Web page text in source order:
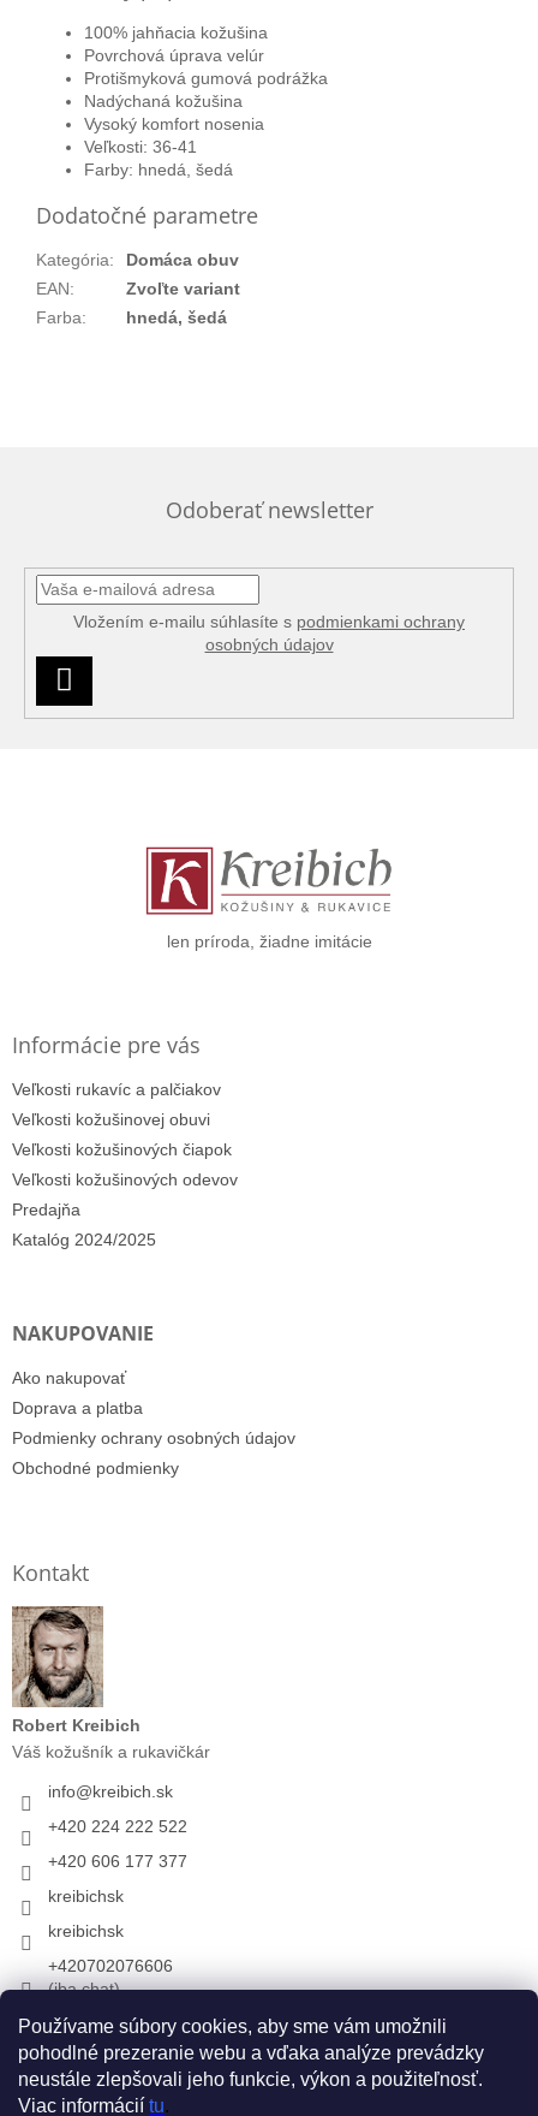
Používame súbory cookies, aby sme vám umožnili
pohodlné prezeranie webu a vďaka analýze prevádzky
neustále zlepšovali jeho funkcie, výkon a použiteľnosť.
Viac informácií tu.
100% jahňacia kožušina
Povrchová úprava velúr
Protišmyková gumová podrážka
Nadýchaná kožušina
Vysoký komfort nosenia
Veľkosti: 36-41
Farby: hnedá, šedá
Dodatočné parametre
Kategória:
Domáca obuv
EAN:
Zvoľte variant
Farba: hnedá, šedá
Odoberať newsletter
Vložením e-mailu súhlasíte s podmienkami ochrany
osobných údajov
SA
len príroda, žiadne imitácie
Informácie pre vás
Veľkosti rukavíc a palčiakov
Veľkosti kožušinovej obuvi
Veľkosti kožušinových čiapok
Veľkosti kožušinových odevov
Predajňa
Katalóg 2024/2025
NAKUPOVANIE
Ako nakupovať
Doprava a platba
Podmienky ochrany osobných údajov
Obchodné podmienky
Kontakt
Robert Kreibich
Váš kožušník a rukavičkár
info@kreibich.sk
+420 224 222 522
+420 606 177 377
kreibichsk
kreibichsk
+420702076606
(iba chat)
Prijímame online platby